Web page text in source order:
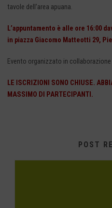
tavole dell’area apuana.
L’appuntamento è alle ore 16:00
in piazza Giacomo Matteotti 29,
Evento organizzato in
LE ISCRIZIONI SONO CHIUSE.
MASSIMO DI PARTECIPANTI.
POST